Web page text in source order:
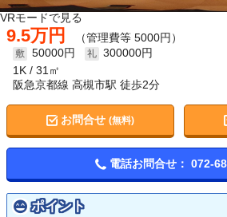
VRモードで見る
9.5万円 （管理費等 5000円）
50000円
300000円
1K
31㎡
阪急京都線 高槻市駅 徒歩2分
お問合せ (無料)
電話お問合せ： 072-
ポイント